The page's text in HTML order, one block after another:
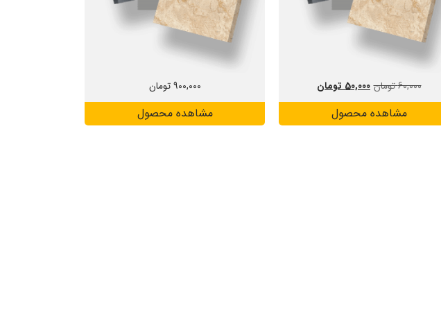
60,000تومان 50,000تومان
مشاهده محصول
900,000 تومان
مشاهده محصول